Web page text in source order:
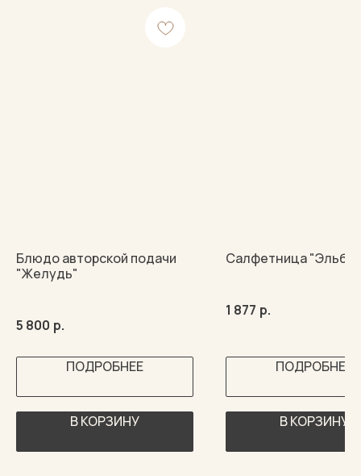
Блюдо авторской подачи
"Желудь"
5 800 р.
ПОДРОБНЕЕ
В КОРЗИНУ
Салфетница "Эльба"
1 877 р.
ПОДРОБНЕЕ
В КОРЗИНУ